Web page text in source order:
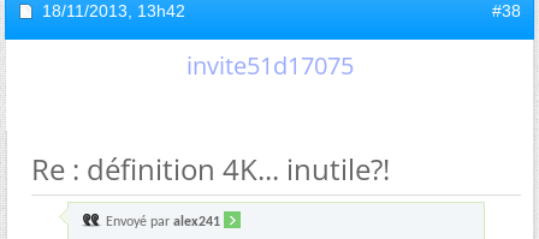
18/11/2013, 13h42 #38
invite51d17075
Re : définition 4K... inutile?!
Envoyé par alex241